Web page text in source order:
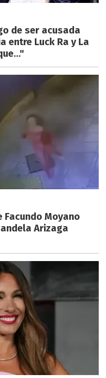
de ser acusada
entre Luck Ra y La
Facundo Moyano
Arizaga